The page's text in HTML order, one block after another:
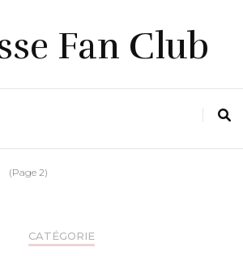
Fan Club
(Page 2)
CATÉGORIE